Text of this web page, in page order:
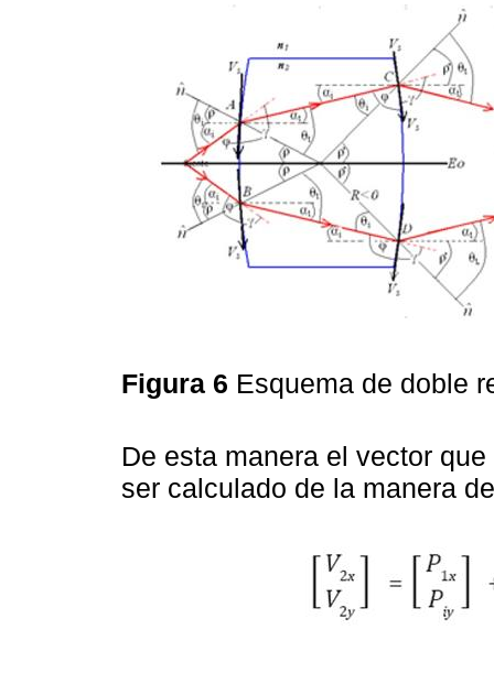
Figura 6 Esquema de doble
De esta manera el vector
ser calculado de la manera